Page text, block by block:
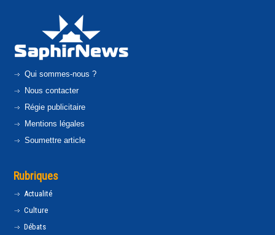
Qui sommes-nous ?
Nous contacter
Régie publicitaire
Mentions légales
Soumettre article
Rubriques
Actualité
Culture
Débats